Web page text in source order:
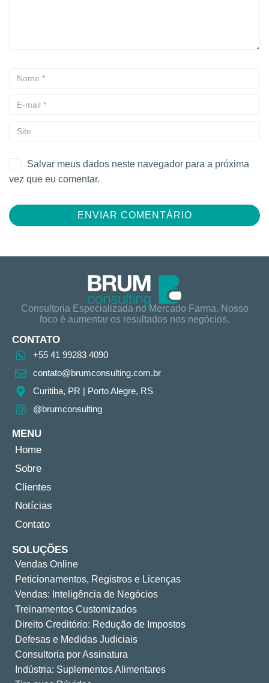
Salvar meus dados neste navegador para a próxima
vez que eu comentar.
Consultoria Especializada no Mercado Farma. Nosso
foco é aumentar os resultados nos negócios.
CONTATO
+55 41 99283 4090
contato@brumconsulting.com.br​
Curitiba, PR​ | Porto Alegre, RS
@brumconsulting
MENU
Home
Sobre
Clientes
Notícias
Contato
SOLUÇÕES
Vendas Online
Peticionamentos, Registros e Licenças
Vendas: Inteligência de Negócios
Treinamentos Customizados
Direito Creditório: Redução de Impostos
Defesas e Medidas Judiciais
Consultoria por Assinatura
Indústria: Suplementos Alimentares